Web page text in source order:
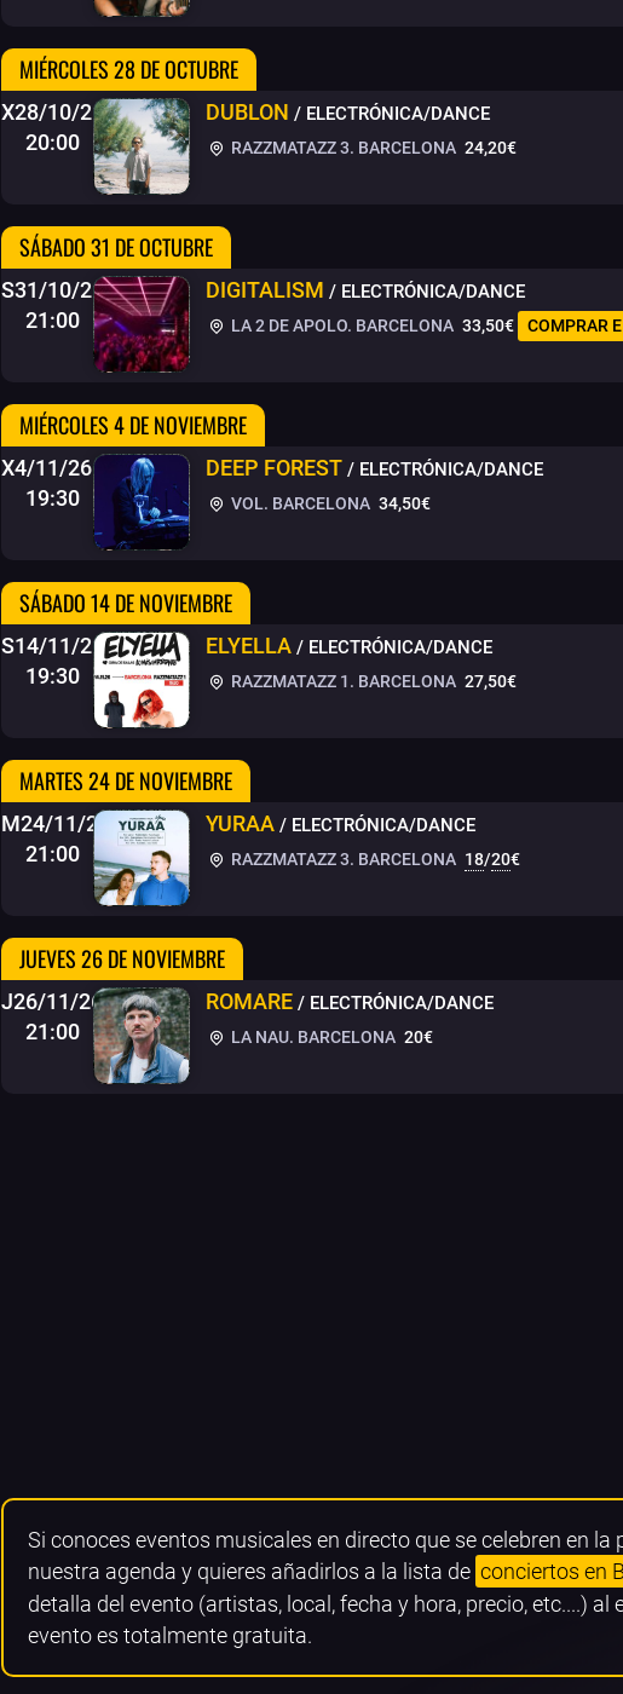
MIÉRCOLES 28 DE OCTUBRE
X28/10/26
20:00
DUBLON / ELECTRÓNICA/DANCE
RAZZMATAZZ 3. BARCELONA 24,20€
SÁBADO 31 DE OCTUBRE
S31/10/26
21:00
DIGITALISM / ELECTRÓNICA/DANCE
LA 2 DE APOLO. BARCELONA 33,50€ COMPRAR
MIÉRCOLES 4 DE NOVIEMBRE
X4/11/26
19:30
DEEP FOREST / ELECTRÓNICA/DANCE
VOL. BARCELONA 34,50€
SÁBADO 14 DE NOVIEMBRE
S14/11/26
19:30
ELYELLA / ELECTRÓNICA/DANCE
RAZZMATAZZ 1. BARCELONA 27,50€
MARTES 24 DE NOVIEMBRE
M24/11/26
21:00
YURAA / ELECTRÓNICA/DANCE
RAZZMATAZZ 3. BARCELONA 18/20€
JUEVES 26 DE NOVIEMBRE
J26/11/26
21:00
ROMARE / ELECTRÓNICA/DANCE
LA NAU. BARCELONA 20€
Si conoces eventos musicales en directo que se celebren en
nuestra agenda y quieres añadirlos a la lista de conciertos en
detalla del evento (artistas, local, fecha y hora, precio, etc....) al
evento es totalmente gratuita.